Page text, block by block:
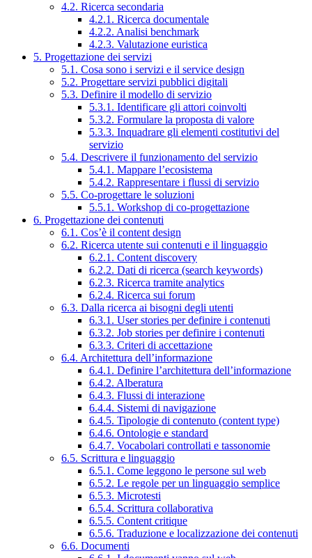
4.2. Ricerca secondaria
4.2.1. Ricerca documentale
4.2.2. Analisi benchmark
4.2.3. Valutazione euristica
5. Progettazione dei servizi
5.1. Cosa sono i servizi e il service design
5.2. Progettare servizi pubblici digitali
5.3. Definire il modello di servizio
5.3.1. Identificare gli attori coinvolti
5.3.2. Formulare la proposta di valore
5.3.3. Inquadrare gli elementi costitutivi del
servizio
5.4. Descrivere il funzionamento del servizio
5.4.1. Mappare l’ecosistema
5.4.2. Rappresentare i flussi di servizio
5.5. Co-progettare le soluzioni
5.5.1. Workshop di co-progettazione
6. Progettazione dei contenuti
6.1. Cos’è il content design
6.2. Ricerca utente sui contenuti e il linguaggio
6.2.1. Content discovery
6.2.2. Dati di ricerca (search keywords)
6.2.3. Ricerca tramite analytics
6.2.4. Ricerca sui forum
6.3. Dalla ricerca ai bisogni degli utenti
6.3.1. User stories per definire i contenuti
6.3.2. Job stories per definire i contenuti
6.3.3. Criteri di accettazione
6.4. Architettura dell’informazione
6.4.1. Definire l’architettura dell’informazione
6.4.2. Alberatura
6.4.3. Flussi di interazione
6.4.4. Sistemi di navigazione
6.4.5. Tipologie di contenuto (content type)
6.4.6. Ontologie e standard
6.4.7. Vocabolari controllati e tassonomie
6.5. Scrittura e linguaggio
6.5.1. Come leggono le persone sul web
6.5.2. Le regole per un linguaggio semplice
6.5.3. Microtesti
6.5.4. Scrittura collaborativa
6.5.5. Content critique
6.5.6. Traduzione e localizzazione dei contenuti
6.6. Documenti